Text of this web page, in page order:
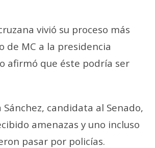
vivió su proceso más
de MC a la presidencia
afirmó que éste podría ser
candidata al Senado,
amenazas y uno incluso
pasar por policías.